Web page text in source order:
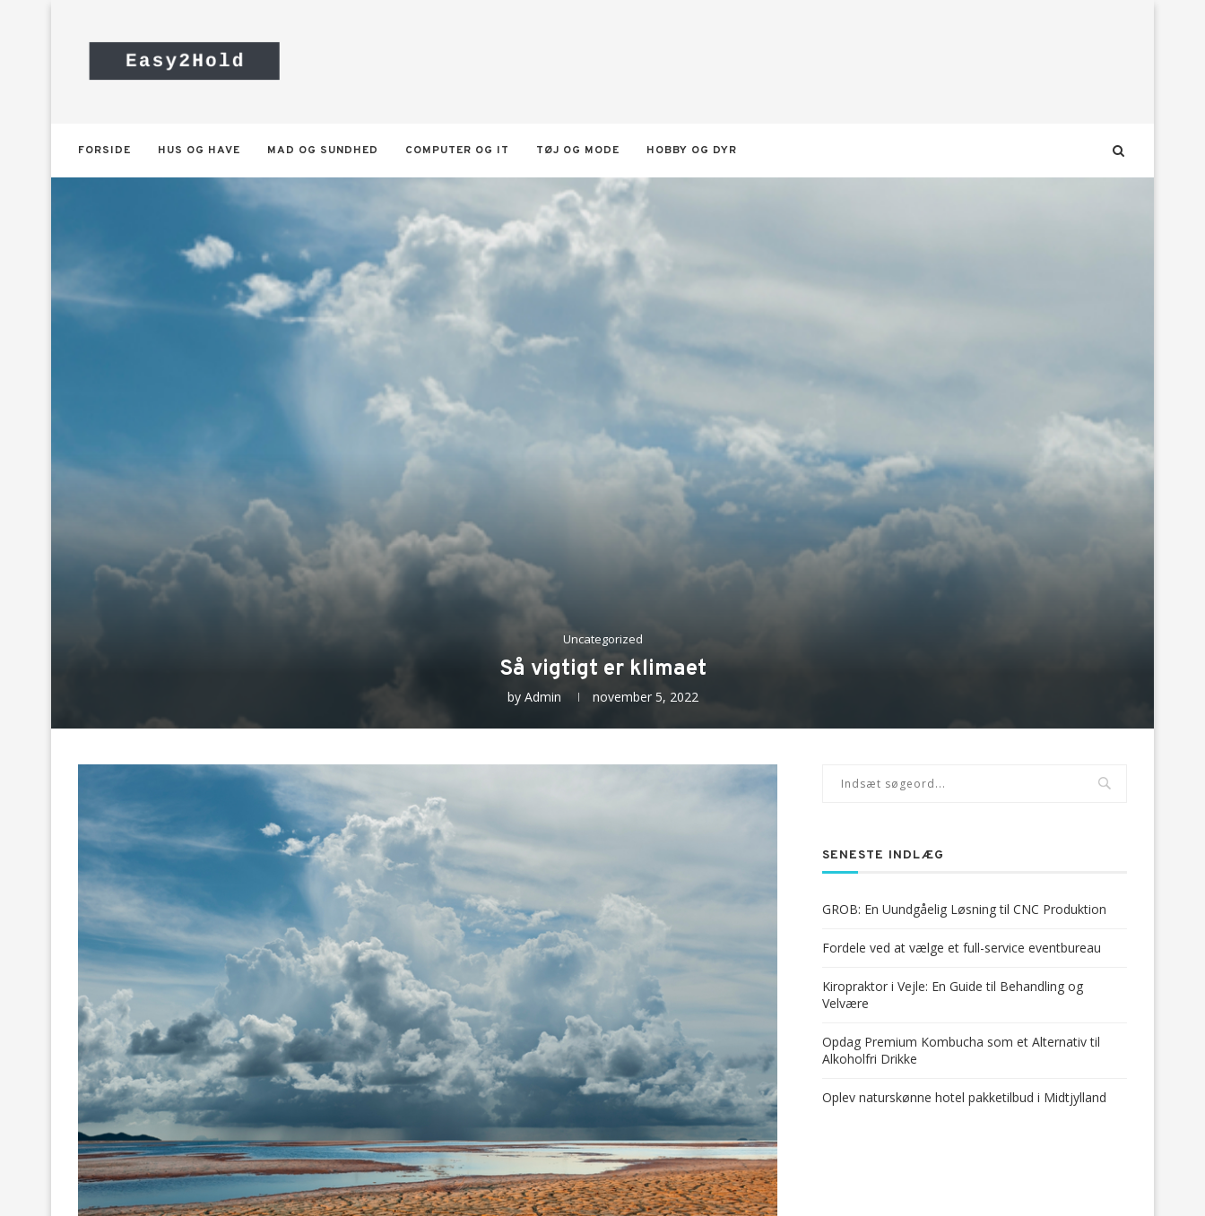
FORSIDE HUS OG HAVE MAD OG SUNDHED COMPUTER OG IT TØJ OG MODE HOBBY OG DYR
Uncategorized
Så vigtigt er klimaet
by Admin november 5, 2022
SENESTE INDLÆG
GROB: En Uundgåelig Løsning til CNC Produktion
Fordele ved at vælge et full-service eventbureau
Kiropraktor i Vejle: En Guide til Behandling og
Velvære
Opdag Premium Kombucha som et Alternativ til
Alkoholfri Drikke
Oplev naturskønne hotel pakketilbud i Midtjylland